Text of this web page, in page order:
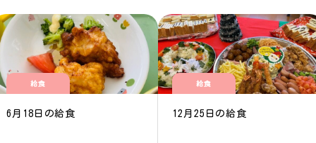
給食
6月18日の給食
給食
12月25日の給食